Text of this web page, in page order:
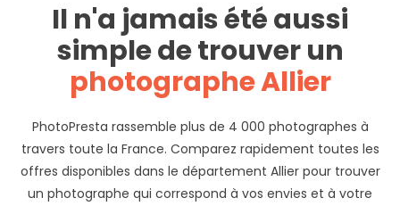
Il n'a jamais été aussi
simple de trouver un
photographe Allier
PhotoPresta rassemble plus de 4 000 photographes à
travers toute la France. Comparez rapidement toutes les
offres disponibles dans le département Allier pour trouver
un photographe qui correspond à vos envies et à votre